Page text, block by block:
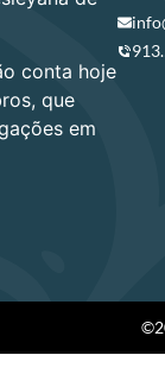
conta hoje
que
em